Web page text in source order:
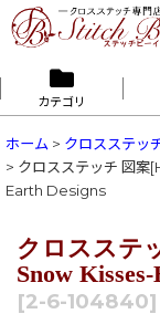
カテゴリ
ホーム > クロスステッ
> クロスステッチ 図
Earth Designs
クロスステ
Snow
[2-6-104840]